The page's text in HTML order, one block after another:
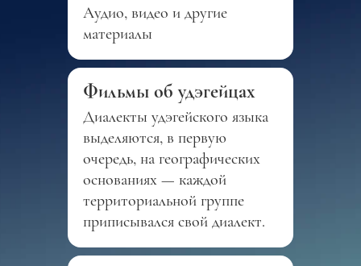
Аудио, видео и другие
материалы
Фильмы об удэгейцах
Диалекты удэгейского языка
выделяются, в первую
очередь, на географических
основаниях — каждой
территориальной группе
приписывался свой диалект.